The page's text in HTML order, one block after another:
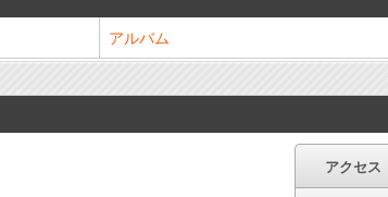
アルバム
アクセス